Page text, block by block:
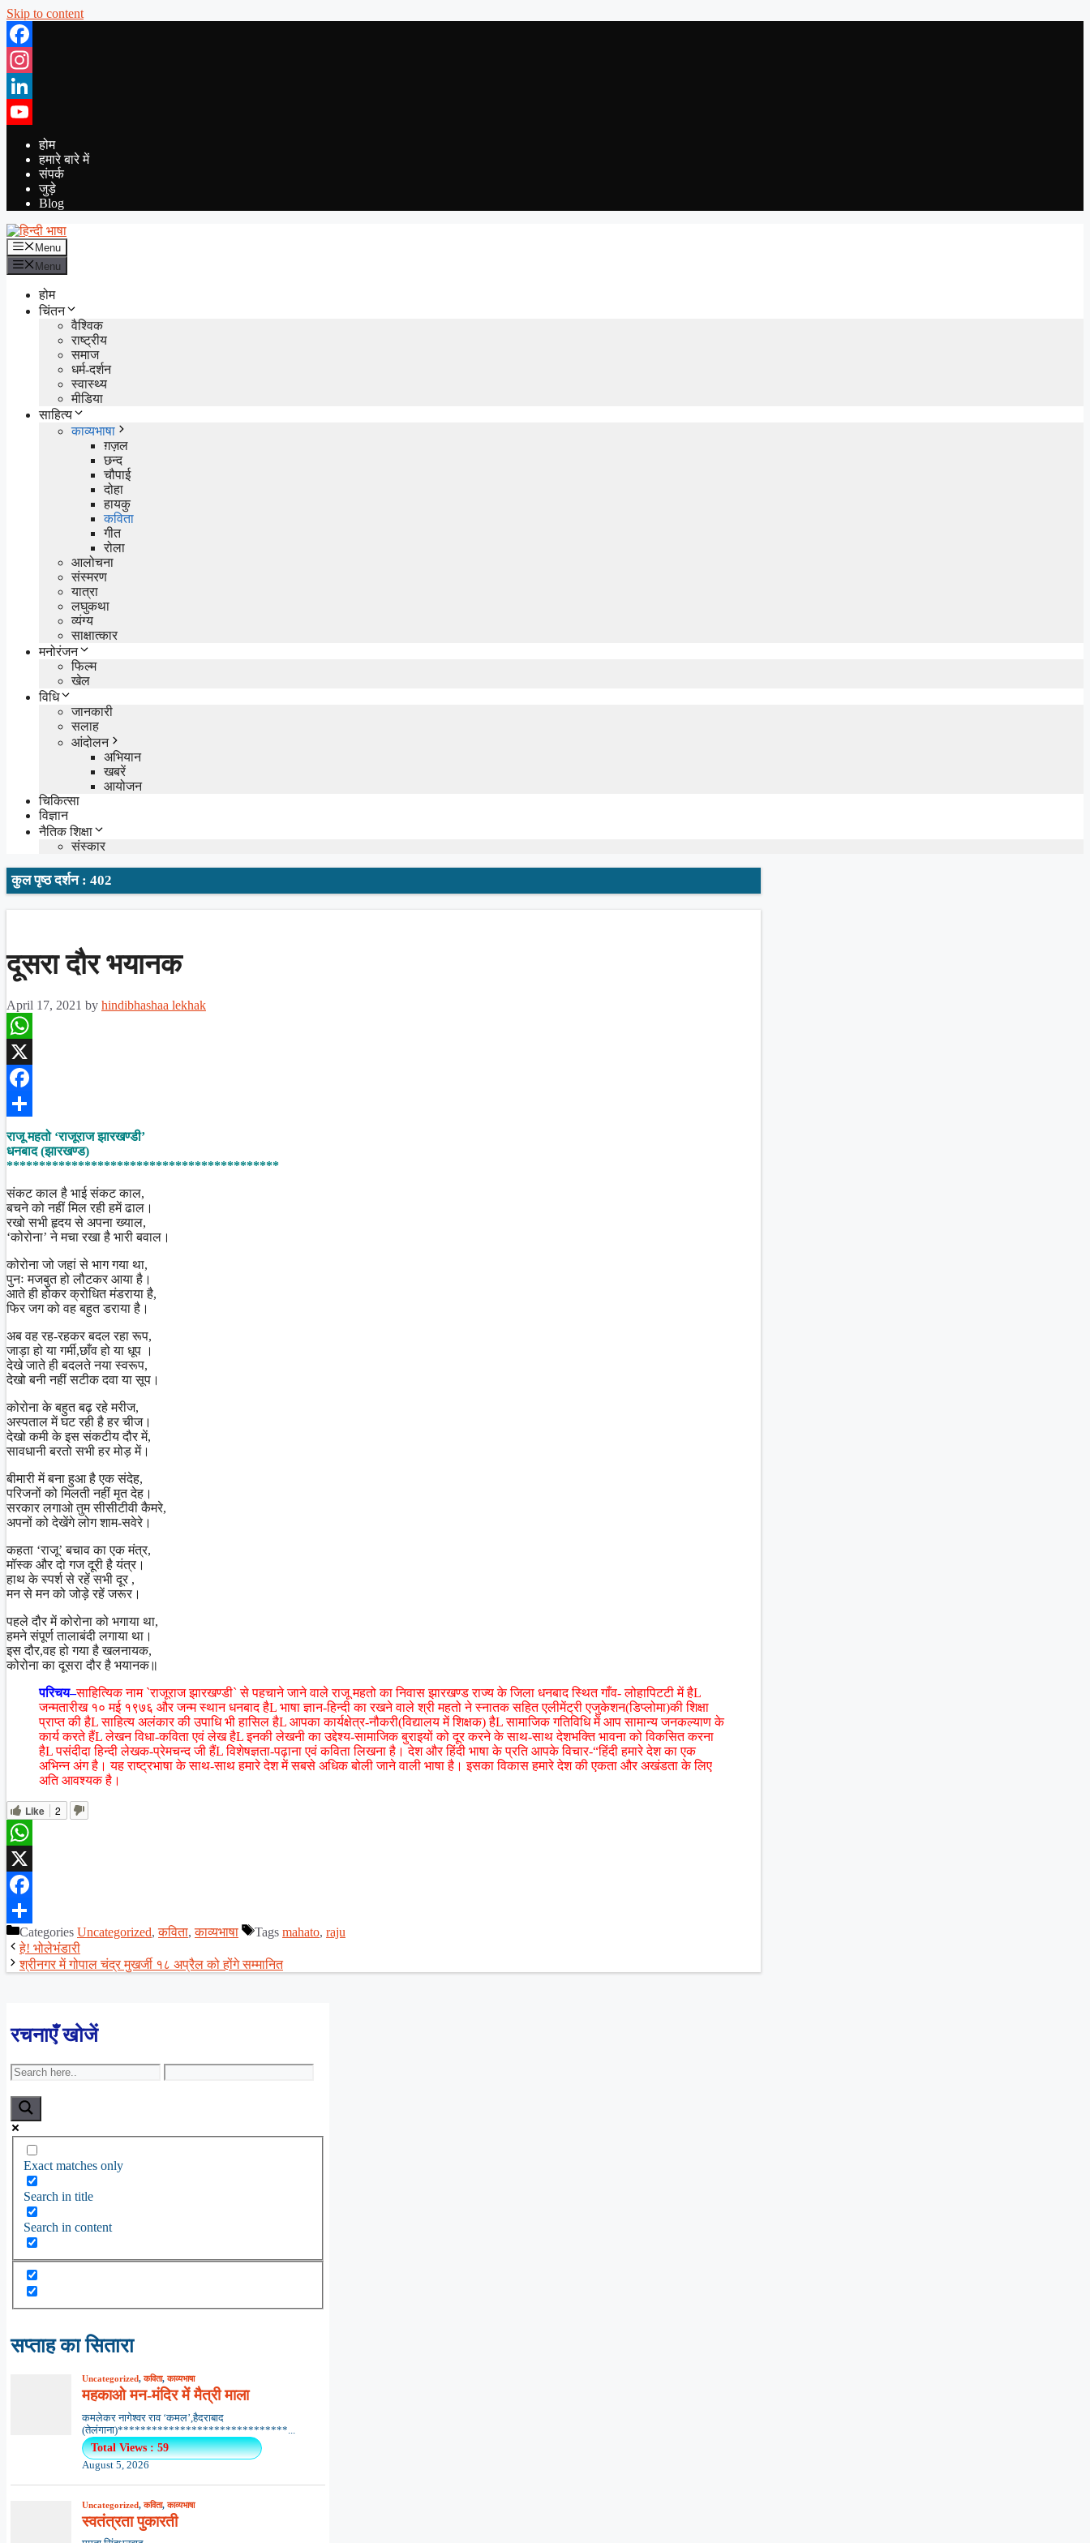
Skip to content
Facebook
Instagram
LinkedIn
YouTube
होम
हमारे बारे में
संपर्क
जुड़े
Blog
Menu
Menu
होम
चिंतन
वैश्विक
राष्ट्रीय
समाज
धर्म-दर्शन
स्वास्थ्य
मीडिया
साहित्य
काव्यभाषा
ग़ज़ल
छन्द
चौपाई
दोहा
हायकु
कविता
गीत
रोला
आलोचना
संस्मरण
यात्रा
लघुकथा
व्यंग्य
साक्षात्कार
मनोरंजन
फिल्म
खेल
विधि
जानकारी
सलाह
आंदोलन
अभियान
खबरें
आयोजन
चिकित्सा
विज्ञान
नैतिक शिक्षा
संस्कार
कुल पृष्ठ दर्शन : 402
दूसरा दौर भयानक
April 17, 2021 by hindibhashaa lekhak
WhatsApp
X
Facebook
Share
राजू महतो ‘राजूराज झारखण्डी’
धनबाद (झारखण्ड)
******************************************
संकट काल है भाई संकट काल,
बचने को नहीं मिल रही हमें ढाल।
रखो सभी हृदय से अपना ख्याल,
‘कोरोना’ ने मचा रखा है भारी बवाल।
कोरोना जो जहां से भाग गया था,
पुनः मजबुत हो लौटकर आया है।
आते ही होकर क्रोधित मंडराया है,
फिर जग को वह बहुत डराया है।
अब वह रह-रहकर बदल रहा रूप,
जाड़ा हो या गर्मी,छाँव हो या धूप ।
देखे जाते ही बदलते नया स्वरूप,
देखो बनी नहीं सटीक दवा या सूप।
कोरोना के बहुत बढ़ रहे मरीज,
अस्पताल में घट रही है हर चीज।
देखो कमी के इस संकटीय दौर में,
सावधानी बरतो सभी हर मोड़ में।
बीमारी में बना हुआ है एक संदेह,
परिजनों को मिलती नहीं मृत देह।
सरकार लगाओ तुम सीसीटीवी कैमरे,
अपनों को देखेंगे लोग शाम-सवेरे।
कहता ‘राजू’ बचाव का एक मंत्र,
मॉस्क और दो गज दूरी है यंत्र।
हाथ के स्पर्श से रहें सभी दूर ,
मन से मन को जोड़े रहें जरूर।
पहले दौर में कोरोना को भगाया था,
हमने संपूर्ण तालाबंदी लगाया था।
इस दौर,वह हो गया है खलनायक,
कोरोना का दूसरा दौर है भयानक॥
परिचय–साहित्यिक नाम `राजूराज झारखण्डी` से पहचाने जाने वाले राजू महतो का निवास झारखण्ड राज्य के जिला धनबाद स्थित गाँव- लोहापिटटी में हैL
जन्मतारीख १० मई १९७६ और जन्म स्थान धनबाद हैL भाषा ज्ञान-हिन्दी का रखने वाले श्री महतो ने स्नातक सहित एलीमेंट्री एजुकेशन(डिप्लोमा)की शिक्षा
प्राप्त की हैL साहित्य अलंकार की उपाधि भी हासिल हैL आपका कार्यक्षेत्र-नौकरी(विद्यालय में शिक्षक) हैL सामाजिक गतिविधि में आप सामान्य जनकल्याण के
कार्य करते हैंL लेखन विधा-कविता एवं लेख हैL इनकी लेखनी का उद्देश्य-सामाजिक बुराइयों को दूर करने के साथ-साथ देशभक्ति भावना को विकसित करना
हैL पसंदीदा हिन्दी लेखक-प्रेमचन्द जी हैंL विशेषज्ञता-पढ़ाना एवं कविता लिखना है। देश और हिंदी भाषा के प्रति आपके विचार-“हिंदी हमारे देश का एक
अभिन्न अंग है। यह राष्ट्रभाषा के साथ-साथ हमारे देश में सबसे अधिक बोली जाने वाली भाषा है। इसका विकास हमारे देश की एकता और अखंडता के लिए
अति आवश्यक है।
Like 2
WhatsApp
X
Facebook
ShareCategories Uncategorized,कविता,काव्यभाषा Tags mahato, raju
हे! भोलेभंडारी
श्रीनगर में गोपाल चंद्र मुखर्जी १८ अप्रैल को होंगे सम्मानित
रचनाएँ खोजें
Exact matches only
Search in title
Search in content
सप्ताह का सितारा
Uncategorized,कविता,काव्यभाषा
महकाओ मन-मंदिर में मैत्री माला
कमलेकर नागेश्वर राव ‘कमल’,हैदराबाद
(तेलंगाना)******************************...
Total Views : 59
August 5, 2026
Uncategorized,कविता,काव्यभाषा
स्वतंत्रता पुकारती